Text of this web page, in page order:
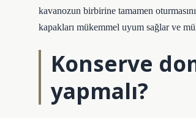
kavanozun birbirine tamamen
kapakları mükemmel uyum sağlar ve
Konserve
yapmalı?